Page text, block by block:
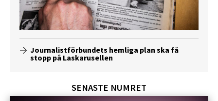
Journalistförbundets hemliga plan ska få
stopp på Laskarusellen
SENASTE NUMRET